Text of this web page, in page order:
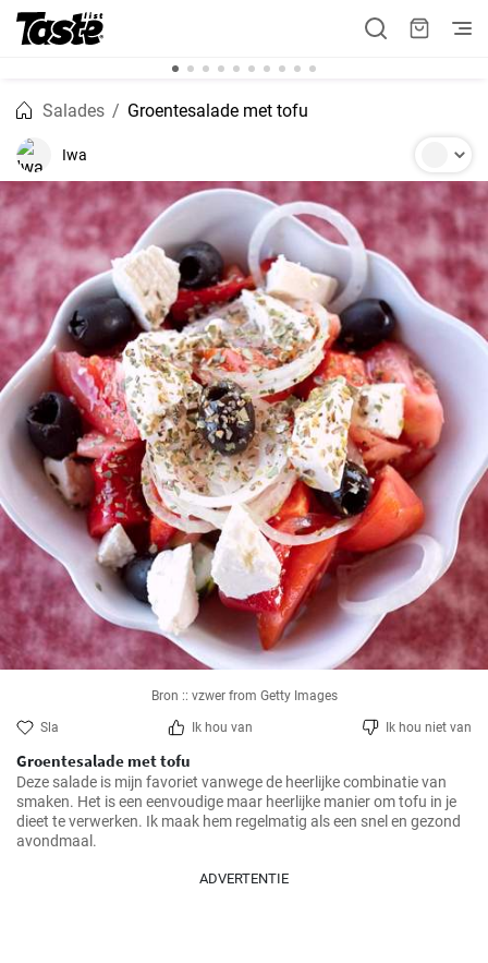
Salades Groentesalade met tofu
Iwa
Bron :: vzwer from Getty Images
Sla Ik hou van Ik hou niet van
Groentesalade met tofu
Deze salade is mijn favoriet vanwege de heerlijke combinatie van
smaken. Het is een eenvoudige maar heerlijke manier om tofu in je
dieet te verwerken. Ik maak hem regelmatig als een snel en gezond
ADVERTENTIE